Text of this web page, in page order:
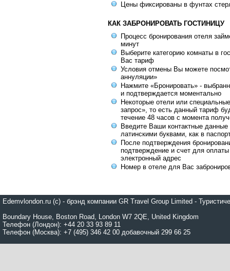
Цены фиксированы в фунтах
КАК ЗАБРОНИРОВАТЬ ГОСТИНИЦУ
Процесс бронирования отеля
минут
Выберите категорию комнаты в
Вас тариф
Условия отмены Вы можете
аннуляции»
Нажмите «Бронировать» -
и подтверждается моментально
Некоторые отели или
запрос», то есть данный тариф
течение 48 часов с момента
Введите Ваши контактные данные
латинскими буквами, как в
После подтверждения
подтверждение и счет для
электронный адрес
Номер в отеле для Вас
Edemvlondon.ru (c) - брэнд компании GR Travel Group Limited -
Boundary House, Boston Road, London W7 2QE, United Kingdom
Телефон (Лондон): +44 20 33 93 89 11
Телефон (Москва): +7 (495) 346 42 00 добавочный 299 66 25